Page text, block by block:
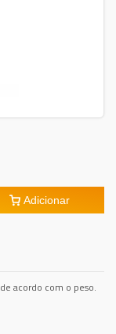
Adicionar
acordo com o peso.